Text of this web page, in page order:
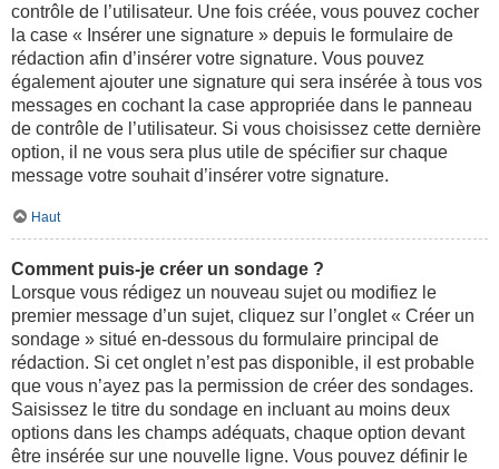
contrôle de l’utilisateur. Une fois créée, vous pouvez cocher
la case « Insérer une signature » depuis le formulaire de
rédaction afin d’insérer votre signature. Vous pouvez
également ajouter une signature qui sera insérée à tous vos
messages en cochant la case appropriée dans le panneau
de contrôle de l’utilisateur. Si vous choisissez cette dernière
option, il ne vous sera plus utile de spécifier sur chaque
message votre souhait d’insérer votre signature.
Haut
Comment puis-je créer un sondage ?
Lorsque vous rédigez un nouveau sujet ou modifiez le
premier message d’un sujet, cliquez sur l’onglet « Créer un
sondage » situé en-dessous du formulaire principal de
rédaction. Si cet onglet n’est pas disponible, il est probable
que vous n’ayez pas la permission de créer des sondages.
Saisissez le titre du sondage en incluant au moins deux
options dans les champs adéquats, chaque option devant
être insérée sur une nouvelle ligne. Vous pouvez définir le